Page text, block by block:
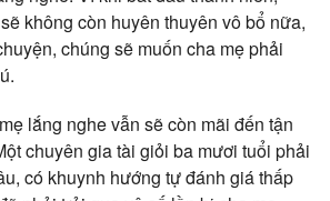
không còn huyên thuyên vô bổ nữa,
chúng sẽ muốn cha mẹ phải
lắng nghe vẫn sẽ còn mãi đến tận
chuyên gia tài giỏi ba mươi tuổi phải
có khuynh hướng tự đánh giá thấp